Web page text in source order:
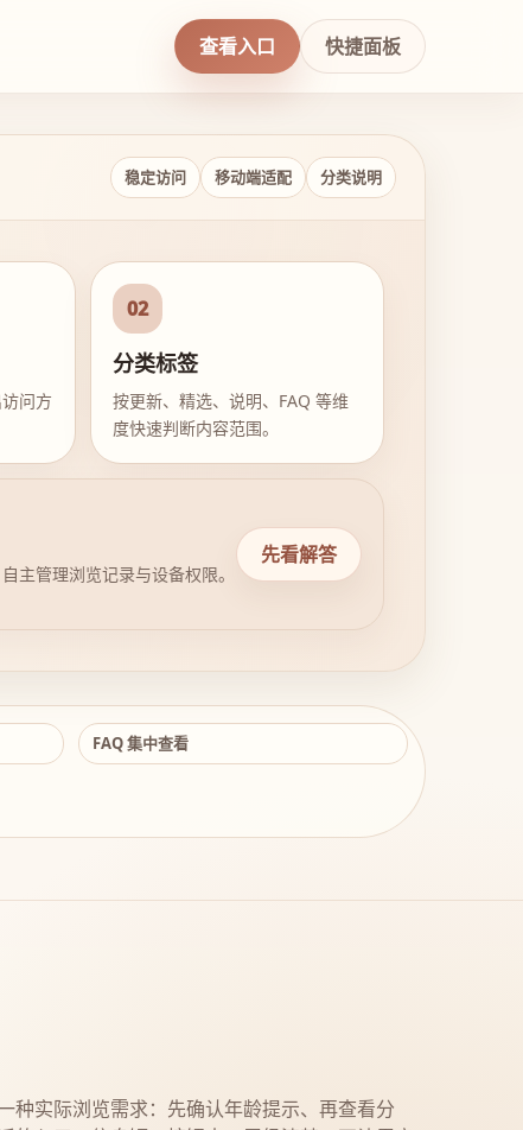
查看入口 快捷面板
稳定访问 移动端适配 分类说明
问方
02
分类标签
按更新、精选、说明、FAQ 等维
度快速判断内容范围。
主管理浏览记录与设备权限。
先看解答
FAQ 集中查看
种实际浏览需求：先确认年龄提示、再查看分